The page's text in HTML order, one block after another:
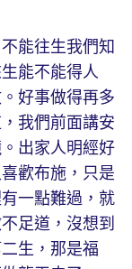
能往生我們知
能不能得人
好事做得再多
我們前面講安
出家人明經好
歡布施，只是
一點難過，就
足道，沒想到
生，那是福